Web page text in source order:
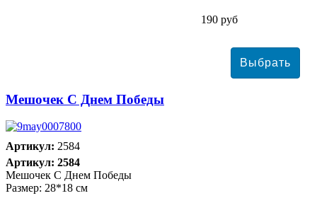
190 руб
Мешочек С Днем Победы
Артикул: 2584
Артикул: 2584
Мешочек С Днем Победы
Размер: 28*18 см